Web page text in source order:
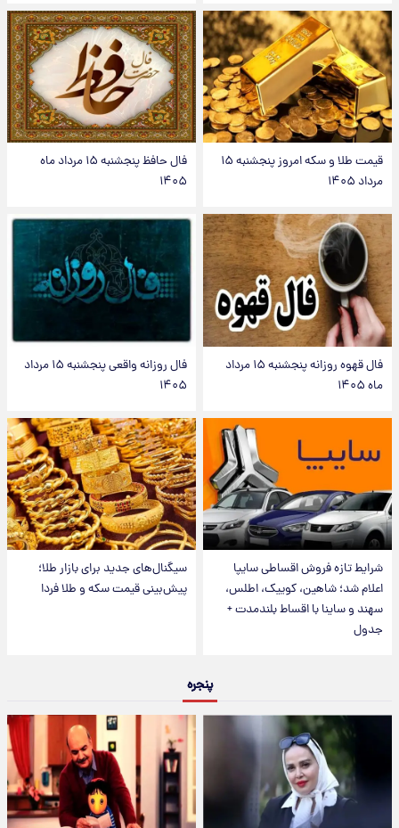
قیمت طلا و سکه امروز پنجشنبه ۱۵
مرداد ۱۴۰۵
فال حافظ پنجشنبه ۱۵ مرداد ماه
۱۴۰۵
فال قهوه روزانه پنجشنبه ۱۵ مرداد
ماه ۱۴۰۵
فال روزانه واقعی پنجشنبه ۱۵ مرداد
۱۴۰۵
شرایط تازه فروش اقساطی سایپا
اعلام شد؛ شاهین، کوییک، اطلس،
سهند و ساینا با اقساط بلندمدت +
جدول
سیگنال‌های جدید برای بازار طلا؛
پیش‌بینی قیمت سکه و طلا فردا
پنجره